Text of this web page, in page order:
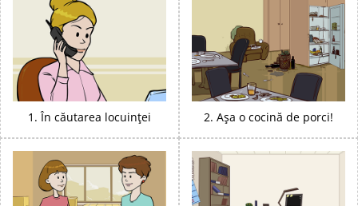
1. În căutarea locuinței 2. Așa o cocină de porci!